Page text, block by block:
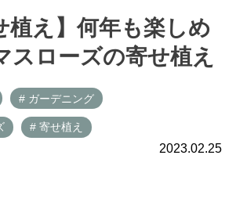
植え】何年も楽しめ
スローズの寄せ植え
# ガーデニング
# 寄せ植え
2023.02.25